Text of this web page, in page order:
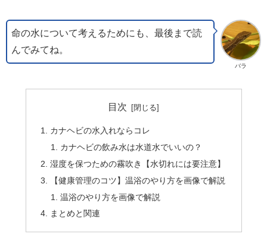
バラ
命の水について考えるためにも、最後まで読
んでみてね。
目次
カナヘビの水入れならコレ
カナヘビの飲み水は水道水でいいの？
湿度を保つための霧吹き【水切れには要注意】
【健康管理のコツ】温浴のやり方を画像で解説
温浴のやり方を画像で解説
まとめと関連